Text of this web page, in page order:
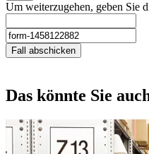
Um weiterzugehen, geben Sie
Fall abschicken
Das könnte Sie